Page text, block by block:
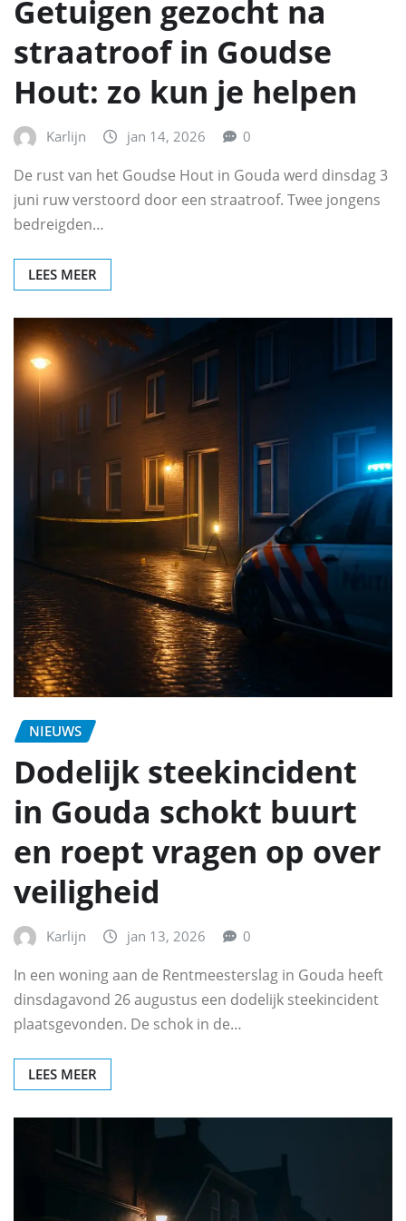
Getuigen gezocht na
straatroof in Goudse
Hout: zo kun je helpen
Karlijn jan 14, 2026 0
De rust van het Goudse Hout in Gouda werd dinsdag 3
juni ruw verstoord door een straatroof. Twee jongens
bedreigden…
LEES MEER
NIEUWS
Dodelijk steekincident
in Gouda schokt buurt
en roept vragen op over
veiligheid
Karlijn jan 13, 2026 0
In een woning aan de Rentmeesterslag in Gouda heeft
dinsdagavond 26 augustus een dodelijk steekincident
plaatsgevonden. De schok in de…
LEES MEER